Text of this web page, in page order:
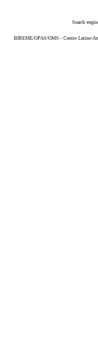
Search
BIREME/OPAS/OMS - Centro Latino-